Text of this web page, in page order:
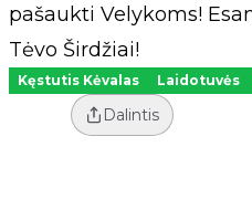
pašaukti Velykoms!
Tėvo Širdžiai!
Kęstutis Kėvalas Laidotuvės
Dalintis